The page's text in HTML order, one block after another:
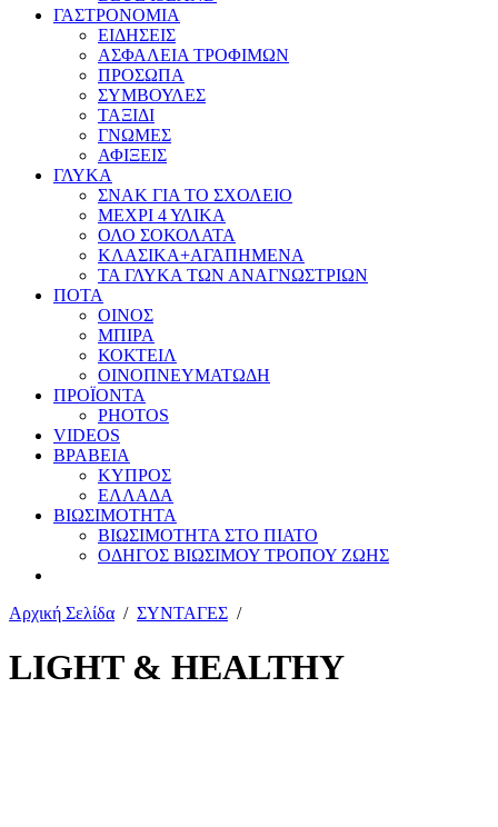
ΓΑΣΤΡΟΝΟΜΙΑ
ΕΙΔΗΣΕΙΣ
ΑΣΦΑΛΕΙΑ ΤΡΟΦΙΜΩΝ
ΠΡΟΣΩΠΑ
ΣΥΜΒΟΥΛΕΣ
ΤΑΞΙΔΙ
ΓΝΩΜΕΣ
ΑΦΙΞΕΙΣ
ΓΛΥΚΑ
ΣΝΑΚ ΓΙΑ ΤΟ ΣΧΟΛΕΙΟ
ΜΕΧΡΙ 4 ΥΛΙΚΑ
ΟΛΟ ΣΟΚΟΛΑΤΑ
ΚΛΑΣΙΚΑ+ΑΓΑΠΗΜΕΝΑ
ΤΑ ΓΛΥΚΑ ΤΩΝ ΑΝΑΓΝΩΣΤΡΙΩΝ
ΠΟΤΑ
ΟΙΝΟΣ
ΜΠΙΡΑ
ΚΟΚΤΕΙΛ
ΟΙΝΟΠΝΕΥΜΑΤΩΔΗ
ΠΡΟΪΟΝΤΑ
PHOTOS
VIDEOS
ΒΡΑΒΕΙΑ
ΚΥΠΡΟΣ
ΕΛΛΑΔΑ
ΒΙΩΣΙΜΟΤΗΤΑ
ΒΙΩΣΙΜΟΤΗΤΑ ΣΤΟ ΠΙΑΤΟ
ΟΔΗΓΟΣ ΒΙΩΣΙΜΟΥ ΤΡΟΠΟΥ ΖΩΗΣ
Αρχική Σελίδα / ΣΥΝΤΑΓΕΣ /
LIGHT & HEALTHY